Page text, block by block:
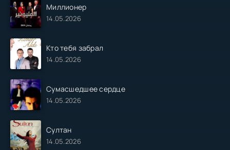
Миллионер
14.05.2026
Кто тебя забрал
14.05.2026
Сумасшедшее сердце
14.05.2026
Султан
14.05.2026